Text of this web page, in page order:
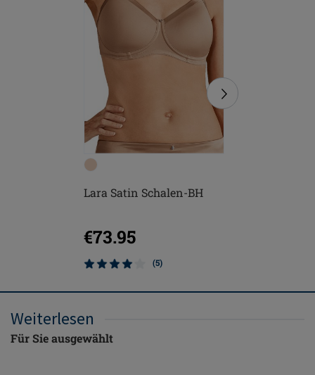
Lara Satin Schalen-BH
€73.95
(5)
Weiterlesen
Für Sie ausgewählt